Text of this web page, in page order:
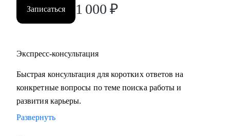
Записаться 1 000 ₽
Экспресс-консультация
Быстрая консультация для коротких ответов на
конкретные вопросы по теме поиска работы и
развития карьеры.
Развернуть